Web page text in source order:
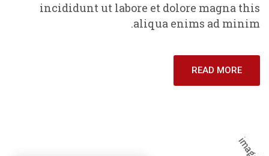
incididunt ut labore et dolore magna this
aliqua enims ad minim.
READ MORE